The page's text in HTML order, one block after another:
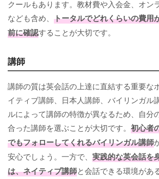
クールもあります。教材費や入会金、オン
なども含め、 トータルでどれくらいの費用
前に確認することが大切です。
講師
講師の質は英会話の上達に直結する重要な
イティブ講師、日本人講師、バイリンガル
ルによって講師の特徴が異なるため、自分
合った講師を選ぶことが大切です。 初心者
でもフォローしてくれるバイリンガル講師
安心でしょう。一方で、 実践的な英会話を
は、ネイティブ講師と会話できる環境があ